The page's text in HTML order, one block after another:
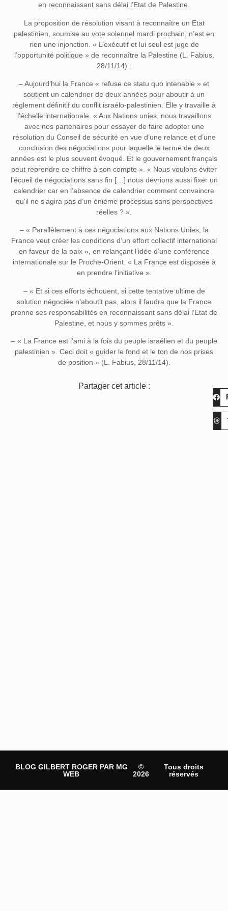
en reconnaissant sans délai l’Etat de Palestine.
La proposition de résolution visant à reconnaître un Etat
palestinien, soumise au vote solennel mardi prochain, n’est en
rien une injonction. « L’exécutif et lui seul est juge de
l’opportunité politique » de reconnaître la Palestine (L. Fabius,
28/11/14) :
– Aujourd’hui la France « refuse ce statu quo intenable » et
soutient un calendrier de deux années pour aboutir à un
règlement définitif du conflit israélo-palestinien. Elle y travaille à
l’échelle internationale. « Aux Nations unies, nous travaillons
avec nos partenaires pour essayer de faire adopter une
résolution du Conseil de sécurité en vue d’une relance et d’une
conclusion des négociations pour laquelle le terme de deux
années est le plus souvent évoqué. Et le gouvernement français
peut reprendre ce chiffre à son compte ». « Nous voulons éviter
l’écueil de négociations sans fin […] nous devrions aussi fixer un
calendrier car en l’absence de calendrier comment convaincre
qu’il ne s’agira pas d’un énième processus sans perspectives
réelles ? ».
– « Parallèlement à ces négociations aux Nations Unies, la
France veut créer les conditions d’un effort collectif international
en faveur de la paix », en relançant l’idée d’une conférence
internationale sur le Proche-Orient. « La France est disposée à
en prendre l’initiative ».
– « Et si ces efforts échouent, si cette tentative ultime de
solution négociée n’aboutit pas, alors il faudra que la France
prenne ses responsabilités en reconnaissant sans délai l’Etat de
Palestine, et nous y sommes prêts ».
– « La France est l’ami à la fois du peuple israélien et du peuple
palestinien ». Ceci doit « guider le fond et le ton de nos prises
de position » (L. Fabius, 28/11/14).
Partager cet article :
BLOG GILBERT ROGER PAR MG
WEB
©
2026
Tous droits
réservés